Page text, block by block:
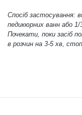
Брокат
Спосіб застосування:
педикюрних ванн або 1/
Почекати, поки засіб
в розчин на 3-5 хв,